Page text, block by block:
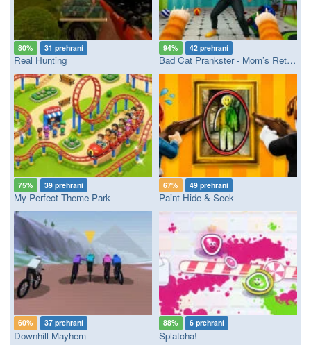
80% 31 prehraní
Real Hunting
94% 42 prehraní
Bad Cat Prankster - Mom’s Return
75% 39 prehraní
My Perfect Theme Park
67% 49 prehraní
Paint Hide & Seek
60% 37 prehraní
Downhill Mayhem
88% 6 prehraní
Splatcha!